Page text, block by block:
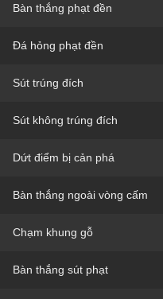
Bàn thắng phạt đền
Đá hỏng phạt đền
Sút trúng đích
Sút không trúng đích
Dứt điểm bị cản phá
Bàn thắng ngoài vòng cấm
Chạm khung gỗ
Bàn thắng sút phạt